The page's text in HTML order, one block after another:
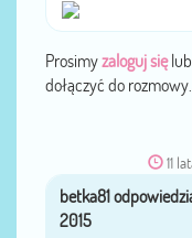
Prosimyzaloguj sięlub
dołączyć do rozmowy.
11